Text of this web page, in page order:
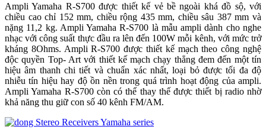
Ampli Yamaha R-S700 được thiết kế vẻ bề ngoài khá đồ sộ, với
chiều cao chỉ 152 mm, chiều rộng 435 mm, chiều sâu 387 mm và
nặng 11,2 kg. Ampli Yamaha R-S700 là mẫu ampli dành cho nghe
nhạc với công suất thực đầu ra lên đến 100W mỗi kênh, với mức trở
kháng 8Ohms. Ampli R-S700 được thiết kế mạch theo công nghệ
độc quyền Top- Art với thiết kế mạch chạy thẳng đem đến một tín
hiệu âm thanh chi tiết và chuẩn xác nhất, loại bỏ được tối đa độ
nhiễu tín hiệu hay độ ồn nền trong quá trình hoạt động của ampli.
Ampli Yamaha R-S700 còn có thể thay thế được thiết bị radio nhờ
khả năng thu giữ con số 40 kênh FM/AM.